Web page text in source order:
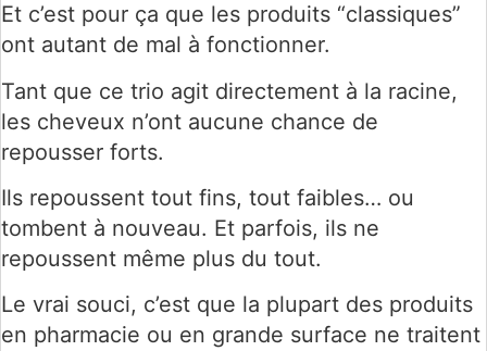
Et c’est pour ça que les produits “classiques”
ont autant de mal à fonctionner.
Tant que ce trio agit directement à la racine,
les cheveux n’ont aucune chance de
repousser forts.
Ils repoussent tout fins, tout faibles… ou
tombent à nouveau. Et parfois, ils ne
repoussent même plus du tout.
Le vrai souci, c’est que la plupart des produits
en pharmacie ou en grande surface ne traitent